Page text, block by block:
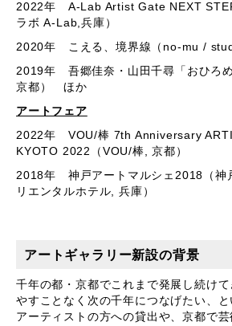
2022年 A-Lab Artist Gate NEXT
ラボ A-Lab,兵庫）
2020年 こえる、境界線（ no-mu /
2019年 吾郷佳奈・山田千尋「おひろ
京都） ほか
アートフェア
2022年 VOU/棒 7th Anniversary
KYOTO 2022
（ VOU/棒,京都）
2018年 神戸アートマルシェ 2018 （
リエンタルホテル,兵庫）
アートギャラリー新設の背景
千年の都・京都でこれまで発展し続け
やすことなく次の千年につなげたい、と
アーティストの方への貸出や、京都で